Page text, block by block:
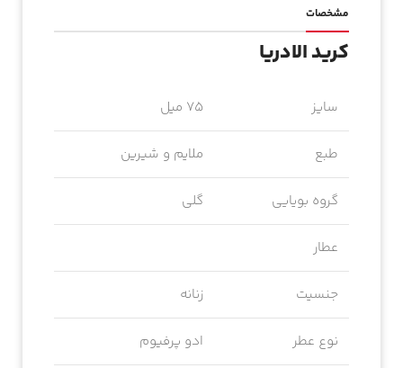
مشخصات
کرید الادریا
سایز 75 میل
طبع ملایم و شیرین
گروه بویایی گلی
عطار
جنسیت زنانه
نوع عطر ادو پرفیوم